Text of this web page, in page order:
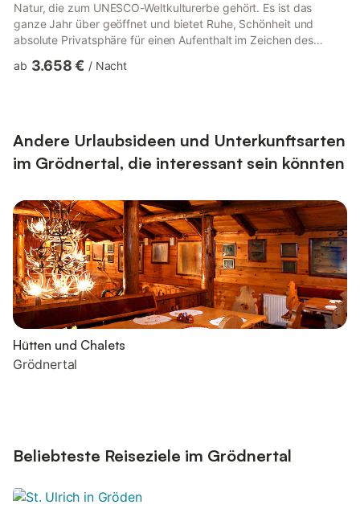
Natur, die zum UNESCO-Weltkulturerbe gehört. Es ist das
ganze Jahr über geöffnet und bietet Ruhe, Schönheit und
absolute Privatsphäre für einen Aufenthalt im Zeichen des
empfängt das Chalet 6/7 Gäste in einer raffinierten Umgebung,
Doppelzimmer mit eigenem Bad und...
ab 3.658 € / Nacht
Andere Urlaubsideen und Unterkunftsarten
im Grödnertal, die interessant sein könnten
Hütten und Chalets
Grödnertal
Beliebteste Reiseziele im Grödnertal